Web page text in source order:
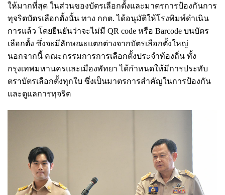
ให้มากที่สุด ในส่วนของบัตรเลือกตั้งและมาตรการป้องกันการ
ทุจริตบัตรเลือกตั้งนั้น ทาง กกต. ได้อนุมัติให้โรงพิมพ์ดำเนิน
การแล้ว โดยยืนยันว่าจะไม่มี QR code หรือ Barcode บนบัตร
เลือกตั้ง ซึ่งจะมีลักษณะแตกต่างจากบัตรเลือกตั้งใหญ่
นอกจากนี้ คณะกรรมการการเลือกตั้งประจำท้องถิ่น ทั้ง
กรุงเทพมหานครและเมืองพัทยา ได้กำหนดให้มีการประทับ
ตราบัตรเลือกตั้งทุกใบ ซึ่งเป็นมาตรการสำคัญในการป้องกัน
และดูแลการทุจริต